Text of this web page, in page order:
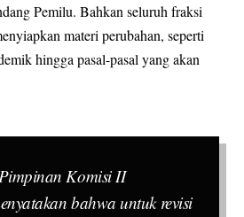
Pemilu. Bahkan seluruh fraksi
materi perubahan, seperti
hingga pasal-pasal yang akan
Komisi II
bahwa untuk revisi